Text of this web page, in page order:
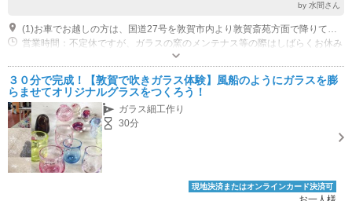
by 水間さん
(1)お車でお越しの方は、国道27号を敦賀市内より敦賀斎苑方面で降りて頂いき 福井県敦賀原子力防災センターさんの向かいの建物です。
営業時間：不定休ですが、ガラスの窯のメンテナス等の際はしばらくお休み
します。 お越しになる前にご連絡、ご予約をお願いします。
３０分で完成！【敦賀で吹きガラス体験】風船のようにガラスを膨
らませてオリジナルグラスをつくろう！
ガラス細工作り
30分
現地決済またはオンラインカード決済可